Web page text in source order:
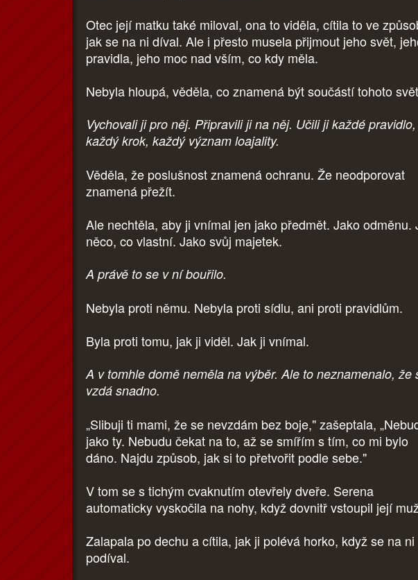
Otec její matku také miloval, ona to viděla, cítila to ve
jak se na ni díval. Ale i přesto musela přijmout jeho svět,
pravidla, jeho moc nad vším, co kdy měla.
Nebyla hloupá, věděla, co znamená být součástí tohoto
Vychovali ji pro něj. Připravili ji na něj. Učili ji každé pravidlo,
každý krok, každý význam loajality.
Věděla, že poslušnost znamená ochranu. Že neodporovat
znamená přežít.
Ale nechtěla, aby ji vnímal jen jako předmět. Jako odměnu.
něco, co vlastní. Jako svůj majetek.
A právě to se v ní bouřilo.
Nebyla proti němu. Nebyla proti sídlu, ani proti pravidlům.
Byla proti tomu, jak ji viděl. Jak ji vnímal.
A v tomhle domě neměla na výběr. Ale to neznamenalo, že
vzdá snadno.
„Slibuji ti mami, že se nevzdám bez boje," zašeptala,
jako ty. Nebudu čekat na to, až se smířím s tím, co mi bylo
dáno. Najdu způsob, jak si to přetvořit podle sebe."
V tom se s tichým cvaknutím otevřely dveře. Serena
automaticky vyskočila na nohy, když dovnitř vstoupil její
Zalapala po dechu a cítila, jak ji polévá horko, když se na ni
podíval.